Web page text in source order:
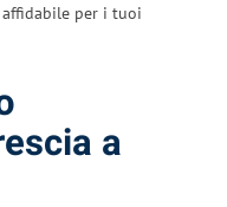
affidabile per i tuoi
a